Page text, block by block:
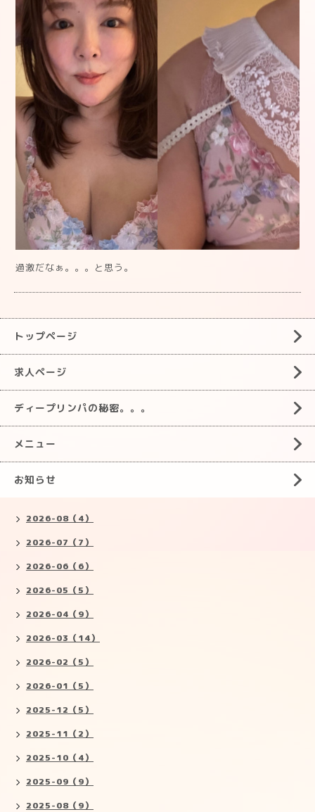
過激だなぁ。。。と思う。
トップページ
求人ページ
ディープリンパの秘密。。。
メニュー
お知らせ
2026-08（4）
2026-07（7）
2026-06（6）
2026-05（5）
2026-04（9）
2026-03（14）
2026-02（5）
2026-01（5）
2025-12（5）
2025-11（2）
2025-10（4）
2025-09（9）
2025-08（9）